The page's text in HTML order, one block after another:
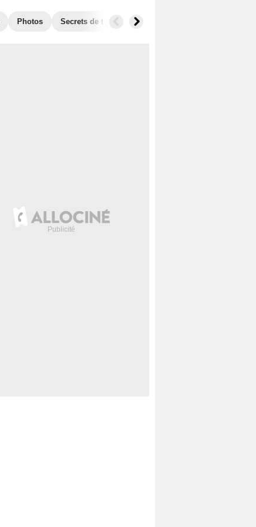
Photos Secrets de tournage